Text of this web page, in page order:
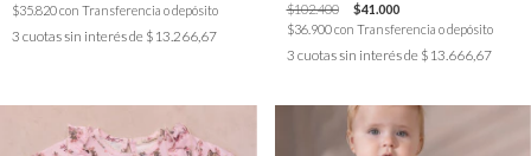
$35.820con Transferencia o depósito
3 cuotas sin interés de $13.266,67
$102.400
$41.000
$36.900con Transferencia o depósito
3 cuotas sin interés de $13.666,67